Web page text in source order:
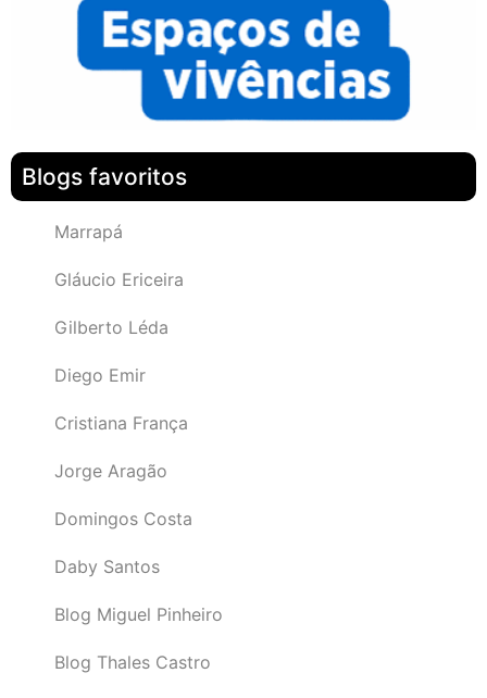
Blogs favoritos
Marrapá
Gláucio Ericeira
Gilberto Léda
Diego Emir
Cristiana França
Jorge Aragão
Domingos Costa
Daby Santos
Blog Miguel Pinheiro
Blog Thales Castro